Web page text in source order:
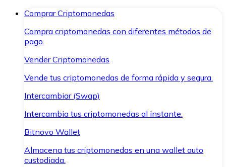
Comprar Criptomonedas
Compra criptomonedas con diferentes métodos de
pago.
Vender Criptomonedas
Vende tus criptomonedas de forma rápida y segura.
Intercambiar (Swap)
Intercambia tus criptomonedas al instante.
Bitnovo Wallet
Almacena tus criptomonedas en una wallet auto
custodiada.